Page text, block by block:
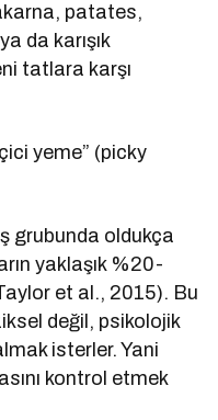
patates,
da karışık
tatlara karşı
yeme” (picky
grubunda oldukça
yaklaşık %20-
et al., 2015). Bu
değil, psikolojik
isterler. Yani
kontrol etmek